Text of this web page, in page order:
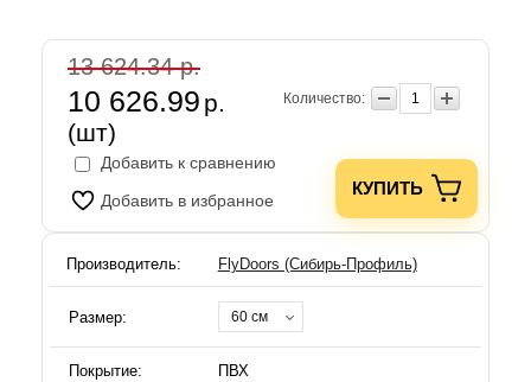
13 624.34 р.
10 626.99 р.
(шт)
Количество:
Добавить к сравнению
Добавить в избранное
КУПИТЬ
Производитель: FlyDoors (Сибирь-Профиль)
Размер: 60 см
Покрытие: ПВХ